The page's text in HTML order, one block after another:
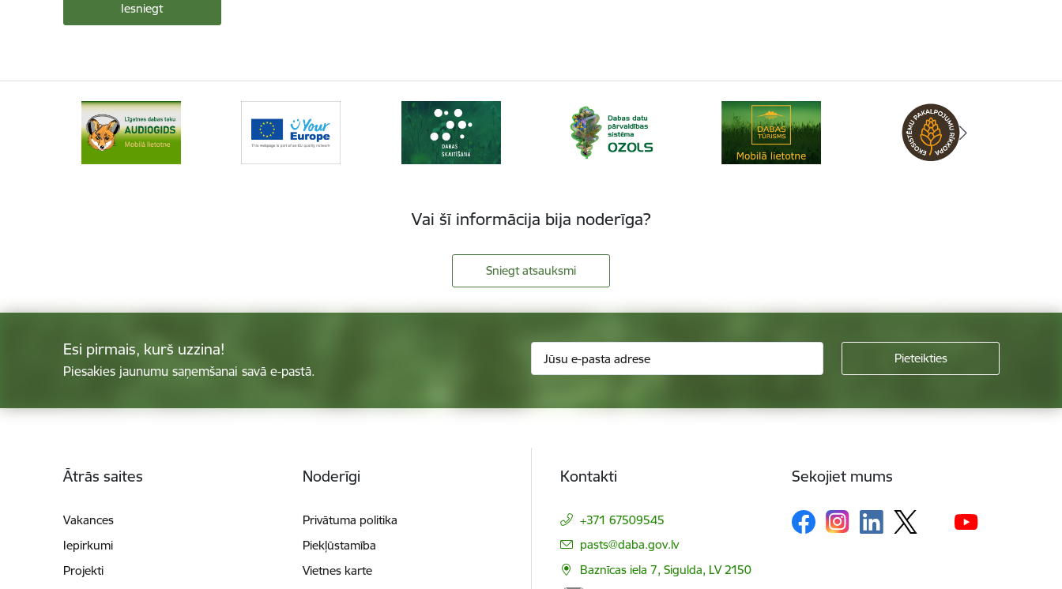
Vai šī informācija bija noderīga?
Sniegt atsauksmi
Esi pirmais, kurš uzzina!
Piesakies jaunumu saņemšanai savā e-pastā.
Ātrās saites
Vakances
Iepirkumi
Projekti
Noderīgi
Privātuma politika
Piekļūstamība
Vietnes karte
Kontakti
+371 67509545
E-pasts:
pasts@daba.gov.lv
Baznīcas iela 7, Sigulda, LV 2150
Sekojiet mums